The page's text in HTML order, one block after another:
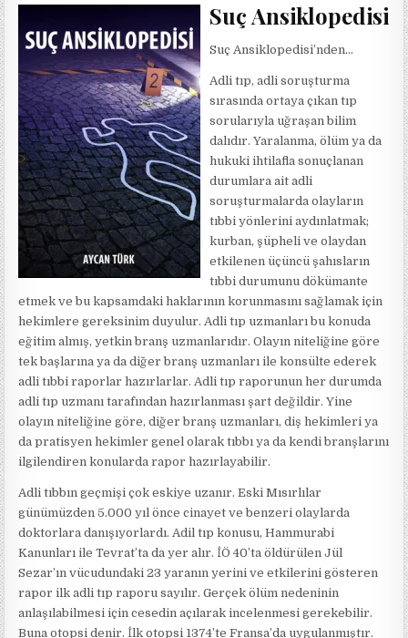
AYCAN
IÇIN
Suç Ansiklopedisi
Suç Ansiklopedisi’nden…
Adli tıp, adli soruşturma
sırasında ortaya çıkan tıp
sorularıyla uğraşan bilim
dalıdır. Yaralanma, ölüm ya da
hukuki ihtilafla sonuçlanan
durumlara ait adli
soruşturmalarda olayların
tıbbi yönlerini aydınlatmak;
kurban, şüpheli ve olaydan
etkilenen üçüncü şahısların
tıbbi durumunu dökümante
etmek ve bu kapsamdaki haklarının korunmasını sağlamak için
hekimlere gereksinim duyulur. Adli tıp uzmanları bu konuda
eğitim almış, yetkin branş uzmanlarıdır. Olayın niteliğine göre
tek başlarına ya da diğer branş uzmanları ile konsülte ederek
adli tıbbi raporlar hazırlarlar. Adli tıp raporunun her durumda
adli tıp uzmanı tarafından hazırlanması şart değildir. Yine
olayın niteliğine göre, diğer branş uzmanları, diş hekimleri ya
da pratisyen hekimler genel olarak tıbbı ya da kendi branşlarını
ilgilendiren konularda rapor hazırlayabilir.
Adli tıbbın geçmişi çok eskiye uzanır. Eski Mısırlılar
günümüzden 5.000 yıl önce cinayet ve benzeri olaylarda
doktorlara danışıyorlardı. Adil tıp konusu, Hammurabi
Kanunları ile Tevrat’ta da yer alır. İÖ 40’ta öldürülen Jül
Sezar’ın vücudundaki 23 yaranın yerini ve etkilerini gösteren
rapor ilk adli tıp raporu sayılır. Gerçek ölüm nedeninin
anlaşılabilmesi için cesedin açılarak incelenmesi gerekebilir.
Buna otopsi denir. İlk otopsi 1374’te Fransa’da uygulanmıştır.